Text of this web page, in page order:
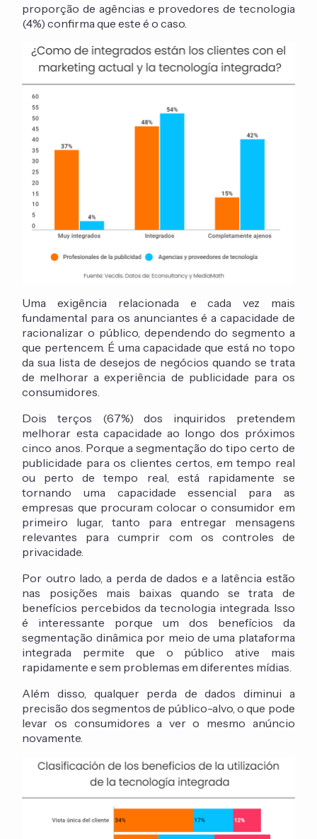
proporção de agências e provedores de tecnologia
(4%) confirma que este é o caso.
Uma exigência relacionada e cada vez mais
fundamental para os anunciantes é a capacidade de
racionalizar o público, dependendo do segmento a
que pertencem. É uma capacidade que está no topo
da sua lista de desejos de negócios quando se trata
de melhorar a experiência de publicidade para os
consumidores.
Dois terços (67%) dos inquiridos pretendem
melhorar esta capacidade ao longo dos próximos
cinco anos. Porque a segmentação do tipo certo de
publicidade para os clientes certos, em tempo real
ou perto de tempo real, está rapidamente se
tornando uma capacidade essencial para as
empresas que procuram colocar o consumidor em
primeiro lugar, tanto para entregar mensagens
relevantes para cumprir com os controles de
privacidade.
Por outro lado, a perda de dados e a latência estão
nas posições mais baixas quando se trata de
benefícios percebidos da tecnologia integrada. Isso
é interessante porque um dos benefícios da
segmentação dinâmica por meio de uma plataforma
integrada permite que o público ative mais
rapidamente e sem problemas em diferentes mídias.
Além disso, qualquer perda de dados diminui a
precisão dos segmentos de público-alvo, o que pode
levar os consumidores a ver o mesmo anúncio
novamente.